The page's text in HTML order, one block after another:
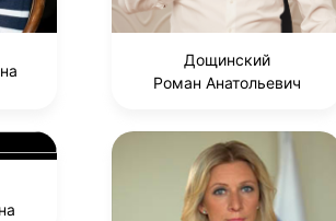
Дощинский
Роман Анатольевич